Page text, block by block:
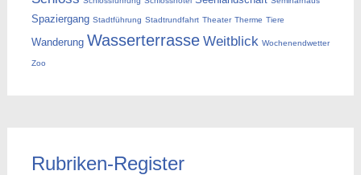
Spaziergang Stadtführung Stadtrundfahrt Theater Therme Tiere
Wanderung Wasserterrasse Weitblick Wochenendwetter
Zoo
Rubriken-Register